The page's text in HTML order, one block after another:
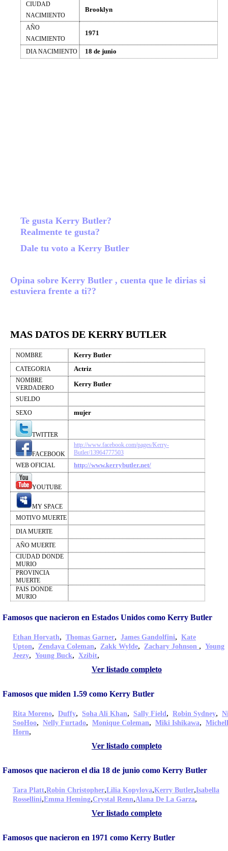
CIUDAD
NACIMIENTO
Brooklyn
AÑO
NACIMIENTO
1971
DIA NACIMIENTO 18 de junio
Te gusta Kerry Butler?
Realmente te gusta?
Dale tu voto a Kerry Butler
Opina sobre Kerry Butler , cuenta que le dirias si
estuviera frente a ti??
MAS DATOS DE KERRY BUTLER
NOMBRE Kerry Butler
CATEGORIA Actriz
NOMBRE
VERDADERO
Kerry Butler
SUELDO
SEXO
mujer
TWITTER
FACEBOOK
http://www.facebook.com/pages/Kerry-
Butler/13964777503
WEB OFICIAL
http://www.kerrybutler.net/
YOUTUBE
MY SPACE
MOTIVO MUERTE
DIA MUERTE
AÑO MUERTE
CIUDAD DONDE
MURIO
PROVINCIA
MUERTE
PAIS DONDE
MURIO
Famosos que nacieron en Estados Unidos como Kerry Butler
Ethan Horvath, Thomas Garner, James Gandolfini, Kate
Upton, Zendaya Coleman, Zakk Wylde, Zachary Johnson , Young
Jeezy, Young Buck, Xzibit,
Ver listado completo
Famosos que miden 1.59 como Kerry Butler
Rita Moreno, Duffy, Soha Ali Khan, Sally Field, Robin Sydney,
SooHoo, Nelly Furtado, Monique Coleman, Miki Ishikawa,
Horn,
Ver listado completo
Famosos que nacieron el dia 18 de junio como Kerry Butler
Tara Platt,Robin Christopher,Lilia Kopylova,Kerry Butler,Isabella
Rossellini,Emma Heming,Crystal Renn,Alana De La Garza,
Ver listado completo
Famosos que nacieron en 1971 como Kerry Butler